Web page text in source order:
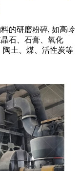
的研磨粉碎, 如高岭
石、石膏、氧化
陶土、煤、活性炭等